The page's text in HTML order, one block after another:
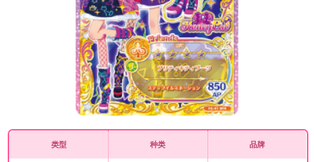
类型 种类 品牌